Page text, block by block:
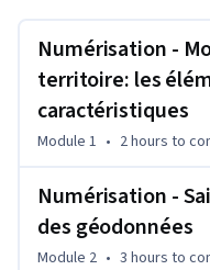
- Il donne la possibilité
base qui vous
spatiales et de fabriquer
- Il s’agit d’un cours
logiciels libres,
des activités liées à la
d’objets distribués dans
(aménagement du
Numérisation -
territoire: les
caractéristiques
Module 1 • 2 hours to
Numérisation -
des géodonnées
Module 2 • 3 hours to